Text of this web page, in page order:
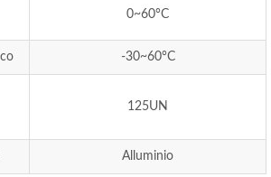
0~60°C
-30~60°C
125UN
Alluminio